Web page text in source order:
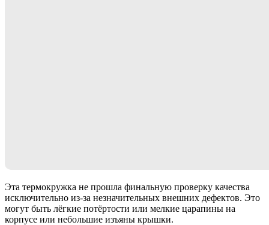
Эта термокружка не прошла финальную проверку качества
исключительно из-за незначительных внешних дефектов. Это
могут быть лёгкие потёртости или мелкие царапины на
корпусе или небольшие изъяны крышки.